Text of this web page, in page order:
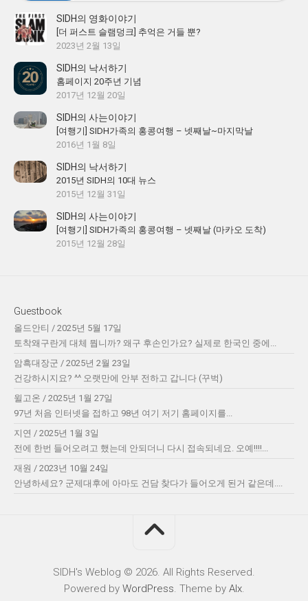
SIDH의 영화이야기
[더 퍼스트 슬램덩크] 추억은 거들 뿐?
2023년 2월 13일
SIDH의 낙서하기
홈페이지 20주년 기념
2017년 12월 20일
SIDH의 사는이야기
[여행기] SIDH가족의 홍콩여행 – 넷째날~마지막날
2016년 1월 8일
SIDH의 낙서하기
2015년 SIDH의 10대 뉴스
2015년 12월 31일
SIDH의 사는이야기
[여행기] SIDH가족의 홍콩여행 – 넷째날 (마카오 도착)
2015년 12월 28일
Guestbook
올드안티 / 2025년 5월 17일
토착왜구란게 대체 뭡니까? 왜구 후손인가요? 실제로 한국인 중에...
암흑대장군 / 2025년 2월 23일
건강하시지요? ^^ 오랫만에 안부 전하고 갑니다 (꾸벅)
윌고온 / 2025년 1월 27일
97년 처음 인터넷을 접하고 98년 여기 저기 홈페이지를...
지연 / 2025년 1월 3일
전에 한번 들어오려고 했는데 안되더니 다시 접속되네요. 오예!!!!...
재원 / 2023년 10월 24일
안녕하세요? 군제대후에 아마도 건담 찾다가 들어오게 된거 같은데....
SIDH′s Weblog © 2026. All Rights Reserved.
Powered by WordPress. Theme by Alx.